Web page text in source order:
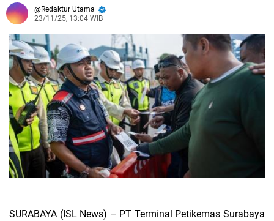
Redaktur Utama
23/11/25, 13:04 WIB
SURABAYA (ISL News) – PT Terminal Petikemas Surabaya